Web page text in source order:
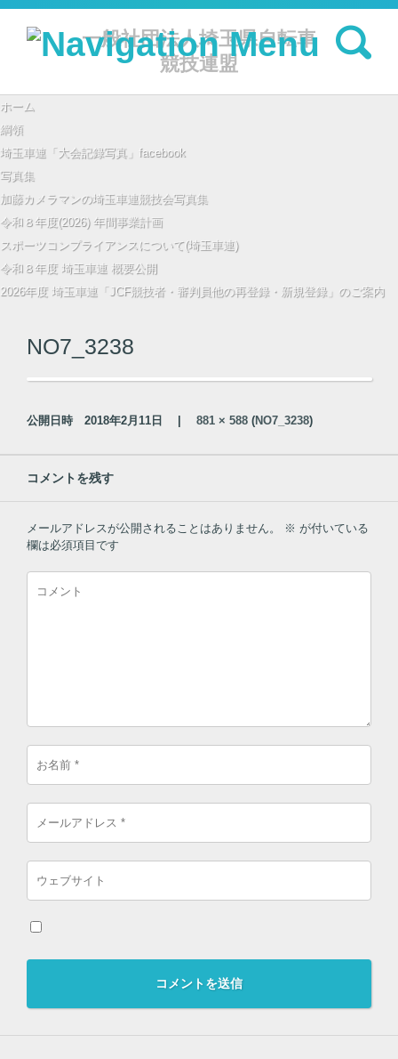
一般社団法人埼玉県自転車
競技連盟
検索:
コンテンツに移動
ホーム
綱領
埼玉車連「大会記録写真」facebook
写真集
加藤カメラマンの埼玉車連競技会写真集
令和８年度(2026) 年間事業計画
スポーツコンプライアンスについて(埼玉車連)
令和８年度 埼玉車連 概要公開
2026年度 埼玉車連「JCF競技者・審判員他の再登録・新規登録」のご案内
NO7_3238
公開日時 2018年2月11日 881 × 588 (NO7_3238)
コメントを残す
メールアドレスが公開されることはありません。 ※ が付いている
欄は必須項目です